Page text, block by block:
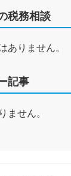
税務相談
ありません。
記事
ません。